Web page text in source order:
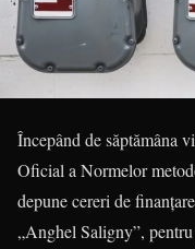
Începând de săptămâna
Oficial a Normelor
depune cereri de
„Anghel Saligny”,